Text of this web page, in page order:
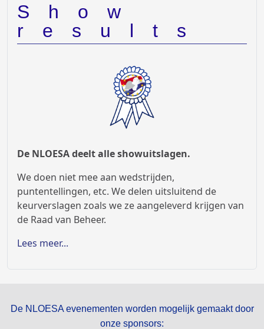
Show
results
De NLOESA deelt alle showuitslagen.
We doen niet mee aan wedstrijden,
puntentellingen, etc. We delen uitsluitend de
keurverslagen zoals we ze aangeleverd krijgen van
de Raad van Beheer.
Lees meer...
De NLOESA evenementen worden mogelijk gemaakt door
onze sponsors: